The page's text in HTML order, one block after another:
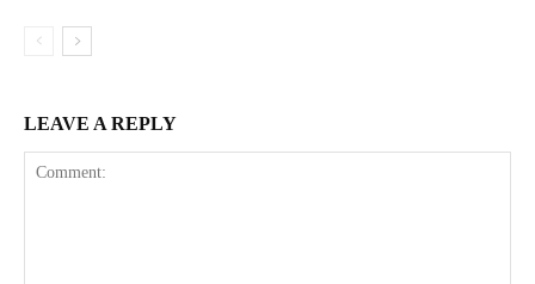
LEAVE A REPLY